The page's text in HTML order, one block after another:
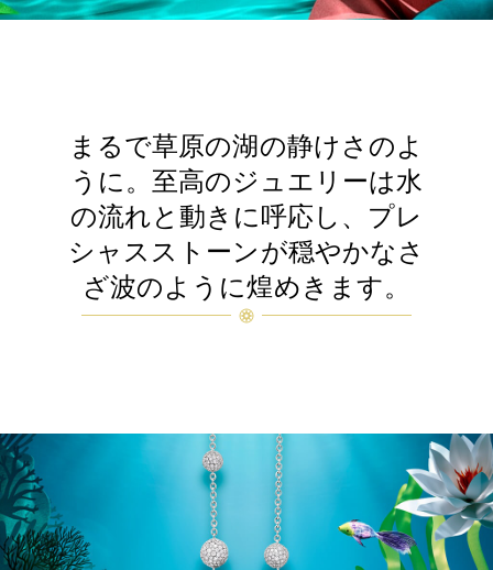
まるで草原の湖の静けさのよ
うに。至高のジュエリーは水
の流れと動きに呼応し、プレ
シャスストーンが穏やかなさ
ざ波のように煌めきます。